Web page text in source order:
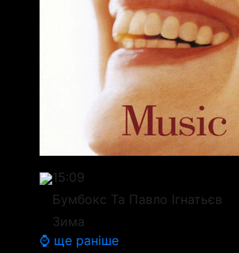
15:09
Бумбокс Та Павло Ігнатьєв
Зима
⌚ ще раніше